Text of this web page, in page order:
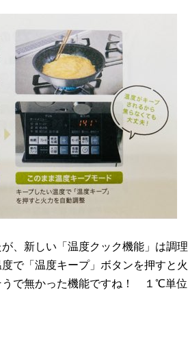
、新しい「温度クック機能」は調理
で「温度キープ」ボタンを押すと火
で無かった機能ですね！ １℃単位